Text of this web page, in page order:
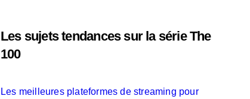
Les sujets tendances sur la série The
100
Les meilleures plateformes de streaming pour